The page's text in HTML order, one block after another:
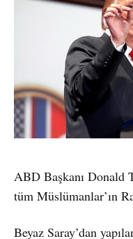
ABD Başkanı Donald
tüm Müslümanlar’ın
Beyaz Saray’dan